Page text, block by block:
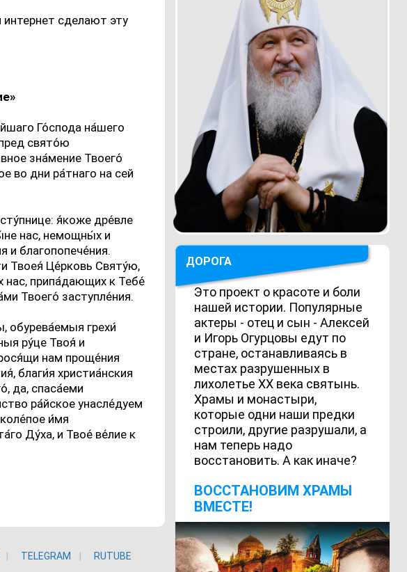
сделают эту
Го́спода на́шего
свято́ю
зна́мение Твоего́
во дни ра́тнаго на сей
я́коже дре́вле
нас, немощны́х и
и благопопече́ния.
Твоея́ Це́рковь Святу́ю,
нас, припа́дающих к Тебе́
Твоего́ заступле́ния.
обурева́емыя грехи́
ру́це Твоя́ и
нам проще́ния
благи́я христиа́нския
да, спаса́еми
ра́йское унасле́дуем
и́мя
Ду́ха, и Твое́ ве́лие к
TELEGRAM RUTUBE
ДОРОГА
Это проект о красоте и боли
нашей истории. Популярные
актеры - отец и сын - Алексей
и Игорь Огурцовы едут по
стране, останавливаясь в
местах разрушенных в
лихолетье ХХ века святынь.
Храмы и монастыри,
которые одни наши предки
строили, другие разрушали, а
нам теперь надо
восстановить. А как иначе?
ВОCСТАНОВИМ ХРАМЫ
ВМЕСТЕ!